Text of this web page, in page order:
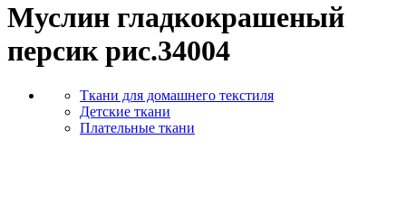
Муслин гладкокрашеный
персик рис.34004
Ткани для домашнего текстиля
Детские ткани
Плательные ткани